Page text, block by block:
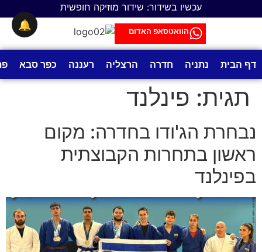
עכשיו בשידור: שידור מוזיקה חופשית
הוואטסאפ האדום
דף הבית נתניה חדרה הרצליה רעננה כפר סבא
תגית: פינלנד
נבחרת הג'ודו בחדרה: מקום
ראשון בתחרות הקבוצתית
בפינלנד
🔔